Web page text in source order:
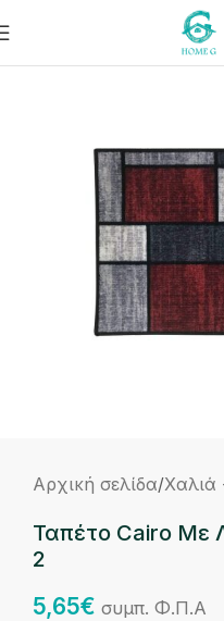
Αρχική σελίδα/Χαλιά
Ταπέτο Cairo Με
2
5,65€ συμπ. Φ.Π.Α